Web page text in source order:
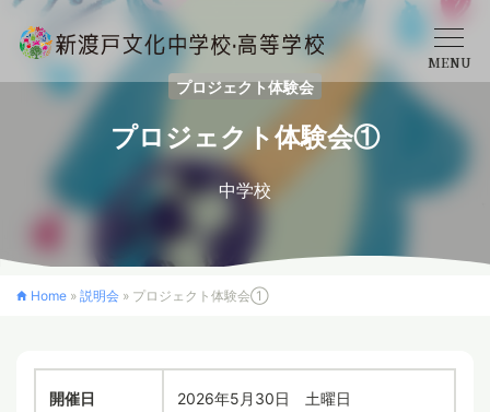
学校概要
中学校
高等学校
入学案内
MENU
プロジェクト体験会
プロジェクト体験会①
中学校
Home » 説明会 » プロジェクト体験会①
開催日 2026年5月30日 土曜日